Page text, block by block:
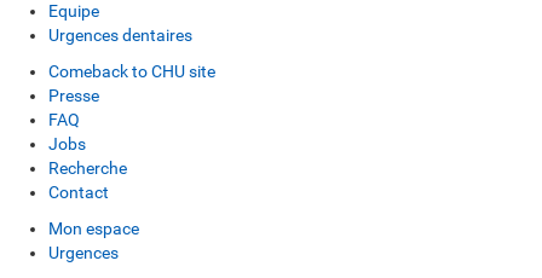
Equipe
Urgences dentaires
Comeback to CHU site
Presse
FAQ
Jobs
Recherche
Contact
Mon espace
Urgences